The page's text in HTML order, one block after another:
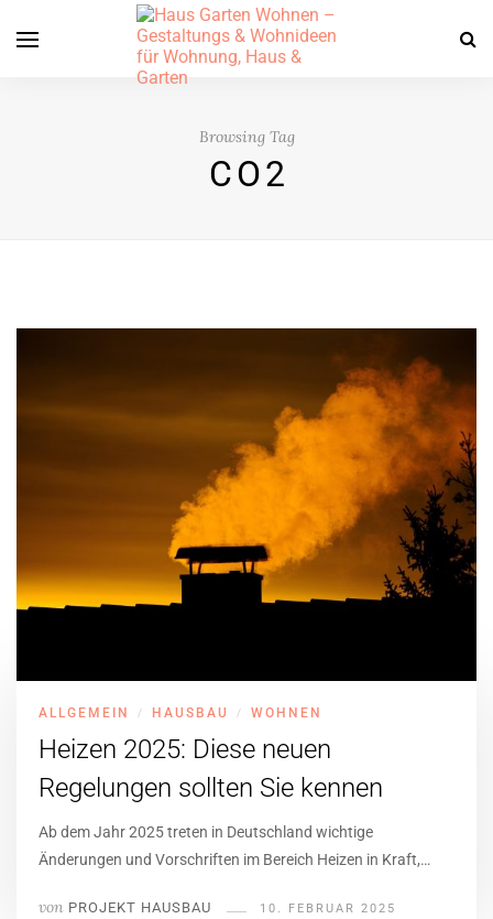
Browsing Tag
CO2
ALLGEMEIN / HAUSBAU / WOHNEN
Heizen 2025: Diese neuen
Regelungen sollten Sie kennen
Ab dem Jahr 2025 treten in Deutschland wichtige
Änderungen und Vorschriften im Bereich Heizen in Kraft,…
von PROJEKT HAUSBAU 10. FEBRUAR 2025